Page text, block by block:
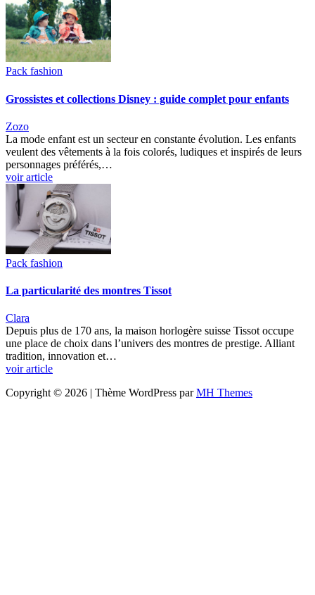
Pack fashion
Grossistes et collections Disney : guide complet pour enfants
Zozo
La mode enfant est un secteur en constante évolution. Les enfants
veulent des vêtements à la fois colorés, ludiques et inspirés de leurs
personnages préférés,…
voir article
Pack fashion
La particularité des montres Tissot
Clara
Depuis plus de 170 ans, la maison horlogère suisse Tissot occupe
une place de choix dans l’univers des montres de prestige. Alliant
tradition, innovation et…
voir article
Copyright © 2026 | Thème WordPress parMH Themes